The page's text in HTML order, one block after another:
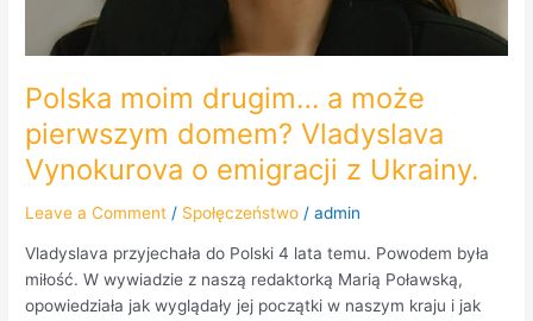
Polska moim drugim… a może
pierwszym domem? Vladyslava
Vynokurova o emigracji z Ukrainy.
Leave a Comment / Społęczeństwo /admin
Vladyslava przyjechała do Polski 4 lata temu. Powodem była
miłość. W wywiadzie z naszą redaktorką Marią Poławską,
opowiedziała jak wyglądały jej początki w naszym kraju i jak